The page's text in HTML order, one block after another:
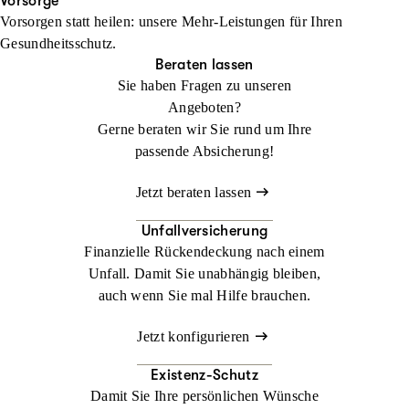
Jetzt konfigurieren Beraten lassen
zur Herausforderung werden. Mit der
Auslandsreisekrankenversicherung sind Sie weltweit bestens
Beraten lassen
Vorsorgen statt heilen: unsere Mehr-Leistungen für Ihren
Gesundheitsschutz.
Beraten lassen
Sie haben Fragen zu unseren
Angeboten?
Gerne beraten wir Sie rund um Ihre
passende Absicherung!
Jetzt beraten lassen
Unfallversicherung
Finanzielle Rückendeckung nach einem
Unfall. Damit Sie unabhängig bleiben,
auch wenn Sie mal Hilfe brauchen.
Jetzt konfigurieren
Existenz-Schutz
Damit Sie Ihre persönlichen Wünsche